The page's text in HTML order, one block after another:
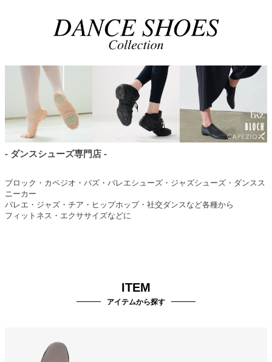
- ダンスシューズ専門店 -
ブロック・カペジオ・バズ・バレエシューズ・ジャズシューズ・ダンスス
ニーカー
バレエ・ジャズ・チア・ヒップホップ・社交ダンスなど各種から
フィットネス・エクササイズなどに
ITEM
アイテムから探す